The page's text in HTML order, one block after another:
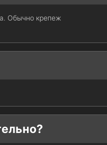
Обычно крепеж